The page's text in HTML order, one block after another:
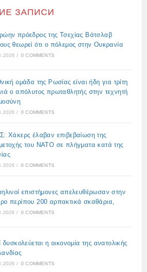
ЗАПИСИ
πρόεδρος της Τσεχίας Βάτσλαβ
θεωρεί ότι ο πόλεμος στην Ουκρανία
/ 0 COMMENTS
ομάδα της Ρωσίας είναι ήδη για τρίτη
ο απόλυτος πρωταθλητής στην τεχνητή
/ 0 COMMENTS
Χάκερς έλαβαν επιβεβαίωση της
του ΝΑΤΟ σε πλήγματα κατά της
/ 0 COMMENTS
επιστήμονες απελευθέρωσαν στην
περίπου 200 αρπακτικά σκαθάρια,
/ 0 COMMENTS
δυσκολεύεται η οικονομία της ανατολικής
/ 0 COMMENTS